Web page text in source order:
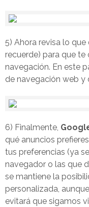
5) Ahora revisa lo
recuerde) para que te
navegación. En este
de navegación web y
6) Finalmente,
qué anuncios
tus preferencias (ya
navegador o las que
se mantiene la
personalizada,
evitará que sigamos